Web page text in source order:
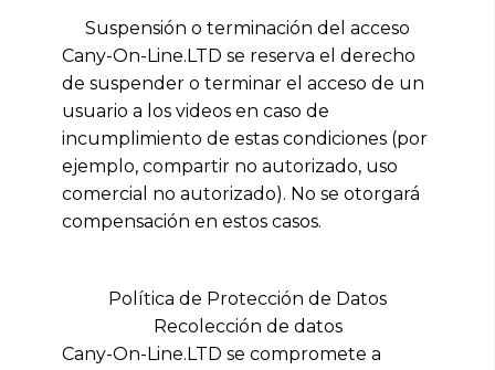
Suspensión o terminación del acceso
Cany-On-Line.LTD se reserva el derecho
de suspender o terminar el acceso de un
usuario a los videos en caso de
incumplimiento de estas condiciones (por
ejemplo, compartir no autorizado, uso
comercial no autorizado). No se otorgará
compensación en estos casos.
Política de Protección de Datos
Recolección de datos
Cany-On-Line.LTD se compromete a